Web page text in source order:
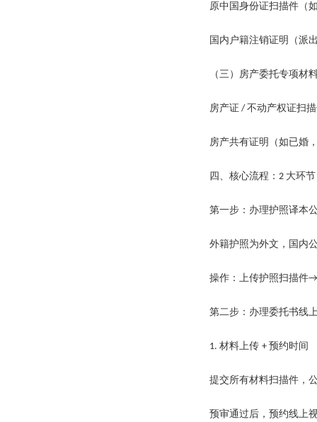
原中国身份证扫描件（
国内户籍注销证明（派
（三）房产委托专项材
房产证 / 不动产权证扫
房产共有证明（如已婚
四、核心流程： 2 大环
第一步：办理护照译本
外籍护照为外文，国内
操作：上传护照扫描件→
第二步：办理委托书线
1. 材料上传 + 预约时间
提交所有材料扫描件，
预审通过后，预约线上